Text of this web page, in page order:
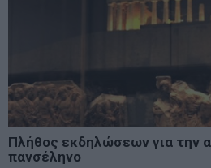
Πλήθος εκδηλώσεων για την
πανσέληνο